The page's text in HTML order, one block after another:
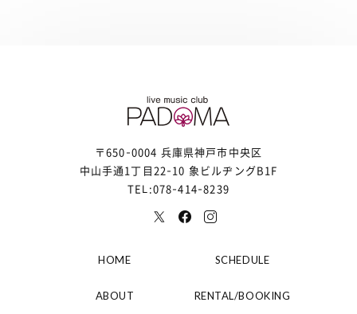
〒650-0004 兵庫県神戸市中央区
中山手通1丁目22-10 象ビルヂングB1F
TEL:078-414-8239
HOME SCHEDULE
ABOUT RENTAL/BOOKING